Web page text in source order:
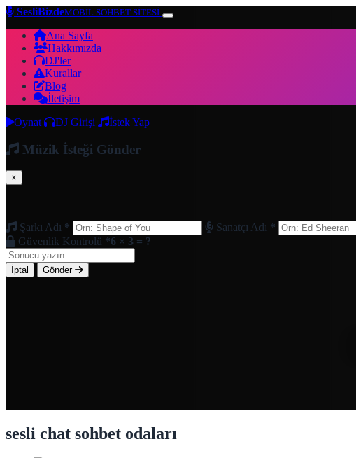
SesliBizdeMOBİL SOHBET SİTESİ
Ana Sayfa
Hakkımızda
DJ'ler
Kurallar
Blog
İletişim
Oynat
DJ Girişi İstek Yap
Müzik İsteği Gönder
×
Şarkı Adı * Sanatçı Adı *
Güvenlik Kontrolü *6 × 3 = ?
İptal Gönder
sesli chat sohbet odaları